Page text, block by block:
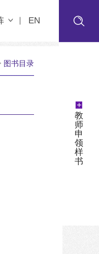
EN
+
教
师
申
领
样
书
图书目录